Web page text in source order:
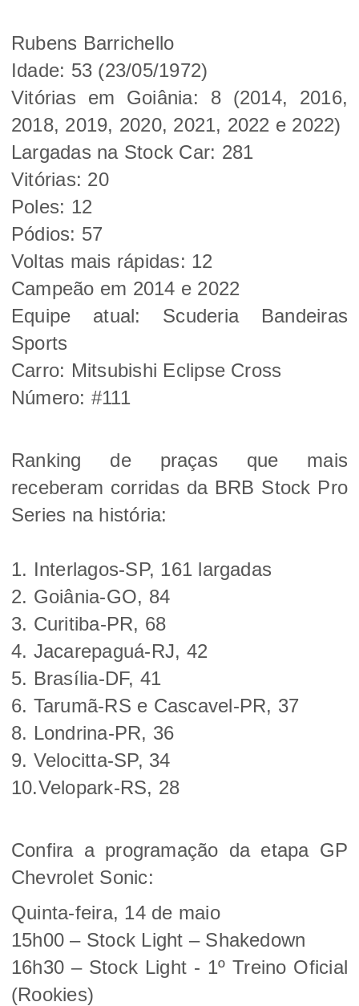
Rubens Barrichello
Idade: 53 (23/05/1972)
Vitórias em Goiânia: 8 (2014, 2016,
2018, 2019, 2020, 2021, 2022 e 2022)
Largadas na Stock Car: 281
Vitórias: 20
Poles: 12
Pódios: 57
Voltas mais rápidas: 12
Campeão em 2014 e 2022
Equipe atual: Scuderia Bandeiras
Sports
Carro: Mitsubishi Eclipse Cross
Número: #111
Ranking de praças que mais
receberam corridas da BRB Stock Pro
Series na história:
1. Interlagos-SP, 161 largadas
2. Goiânia-GO, 84
3. Curitiba-PR, 68
4. Jacarepaguá-RJ, 42
5. Brasília-DF, 41
6. Tarumã-RS e Cascavel-PR, 37
8. Londrina-PR, 36
9. Velocitta-SP, 34
10.Velopark-RS, 28
Confira a programação da etapa GP
Chevrolet Sonic:
Quinta-feira, 14 de maio
15h00 – Stock Light – Shakedown
16h30 – Stock Light - 1º Treino Oficial
(Rookies)